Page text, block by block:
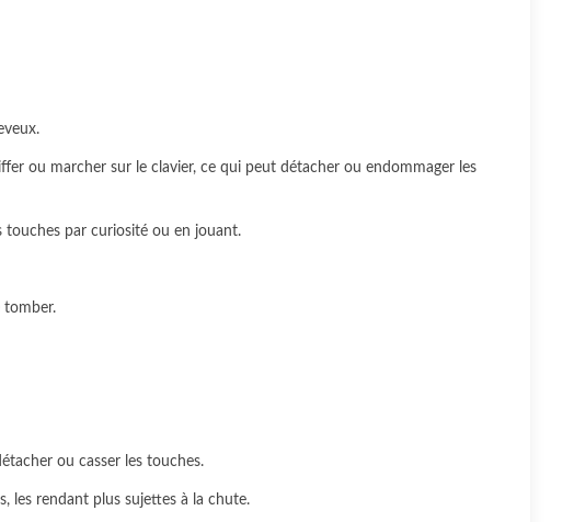
ou marcher sur le clavier, ce qui peut détacher ou endommager les
touches par curiosité ou en jouant.
tomber.
ou casser les touches.
les rendant plus sujettes à la chute.